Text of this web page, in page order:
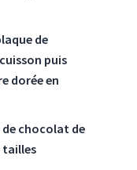
de
puis
dorée en
de chocolat de
tailles